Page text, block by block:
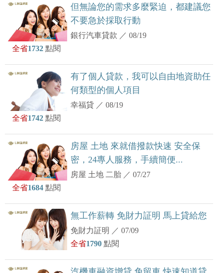
但無論您的需求多麼緊迫，都建議您
不要急於採取行動
銀行汽車貸款 ／08/19
全省1732 點閱
有了個人貸款，我可以自由地資助任
何類型的個人項目
幸福貸 ／08/19
全省1742 點閱
房屋 土地 來就借撥款快速 安全保
密，24專人服務，手續簡便...
房屋 土地 二胎 ／07/27
全省1684 點閱
無工作薪轉 免財力証明 馬上貸給您
免財力証明 ／07/09
全省1790點閱